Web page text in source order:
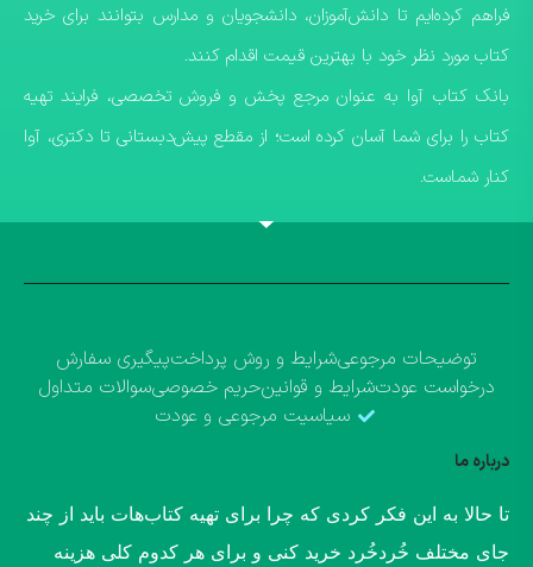
فراهم کرده‌ایم تا دانش‌آموزان، دانشجویان و مدارس بتوانند برای خرید
کتاب مورد نظر خود با بهترین قیمت اقدام کنند.
​بانک کتاب آوا به عنوان مرجع پخش و فروش تخصصی، فرایند تهیه
کتاب را برای شما آسان کرده است؛ از مقطع پیش‌دبستانی تا دکتری، آوا
کنار شماست.
توضیحات مرجوعیشرایط و روش پرداختپیگیری سفارش
درخواست عودتشرایط و قوانینحریم خصوصیسوالات متداول
سیاسیت مرجوعی و عودت
درباره ما
​تا حالا به این فکر کردی که چرا برای تهیه کتاب‌هات باید از چند
جای مختلف خُردخُرد خرید کنی و برای هر کدوم کلی هزینه